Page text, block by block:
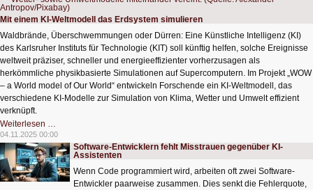
Mit einem KI-Weltmodell das Erdsystem simulieren
Waldbrände, Überschwemmungen oder Dürren: Eine Künstliche Intelligenz (KI)
des Karlsruher Instituts für Technologie (KIT) soll künftig helfen, solche Ereignisse
weltweit präziser, schneller und energieeffizienter vorherzusagen als
herkömmliche physikbasierte Simulationen auf Supercomputern. Im Projekt „WOW
– a World model of Our World“ entwickeln Forschende ein KI-Weltmodell, das
verschiedene KI-Modelle zur Simulation von Klima, Wetter und Umwelt effizient
verknüpft.
Weiterlesen …
einem
KI-
Weltmodell
das
Erdsystem
simulieren
04.11.2025 00:00
Software-Entwicklern fehlt Misstrauen gegenüber KI-
Assistenten
Wenn Code programmiert wird, arbeiten oft zwei Software-
Entwickler paarweise zusammen. Dies senkt die Fehlerquote,